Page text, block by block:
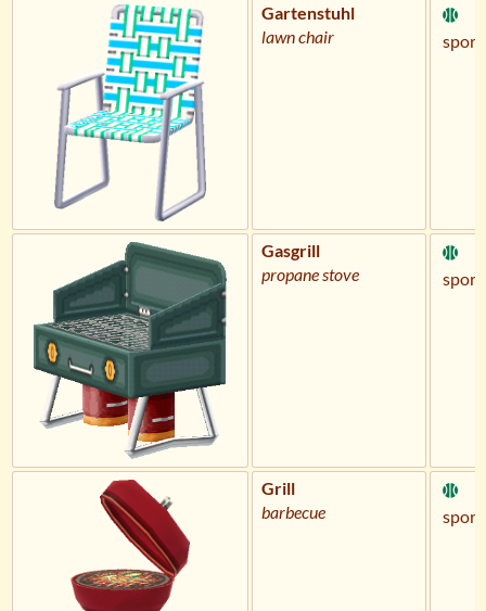
Gartenstuhl
lawn chair
Gasgrill
propane stove
Grill
barbecue